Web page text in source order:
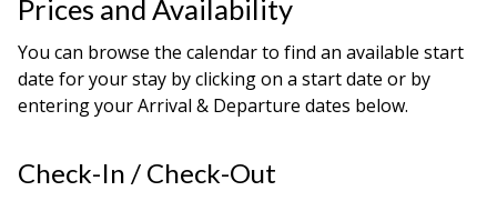
Prices and Availability
You can browse the calendar to find an available start
date for your stay by clicking on a start date or by
entering your Arrival & Departure dates below.
Check-In / Check-Out